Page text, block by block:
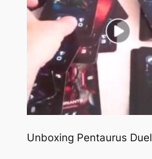
Unboxing Pentaurus Duel